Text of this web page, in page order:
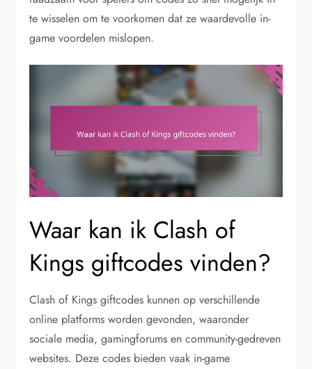
te wisselen om te voorkomen dat ze waardevolle in-
game voordelen mislopen.
Waar kan ik Clash of
Kings giftcodes vinden?
Clash of Kings giftcodes kunnen op verschillende
online platforms worden gevonden, waaronder
sociale media, gamingforums en community-gedreven
websites. Deze codes bieden vaak in-game